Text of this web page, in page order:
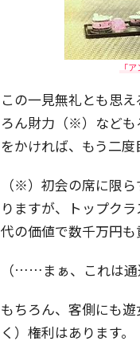
「
この一見無礼とも思
ろん財力（※）なども
をかければ、もう二度
（※）初会の席に限
りますが、トップク
代の価値で数千万円も
（……まぁ、これは
もちろん、客側にも
く）権利はあります。